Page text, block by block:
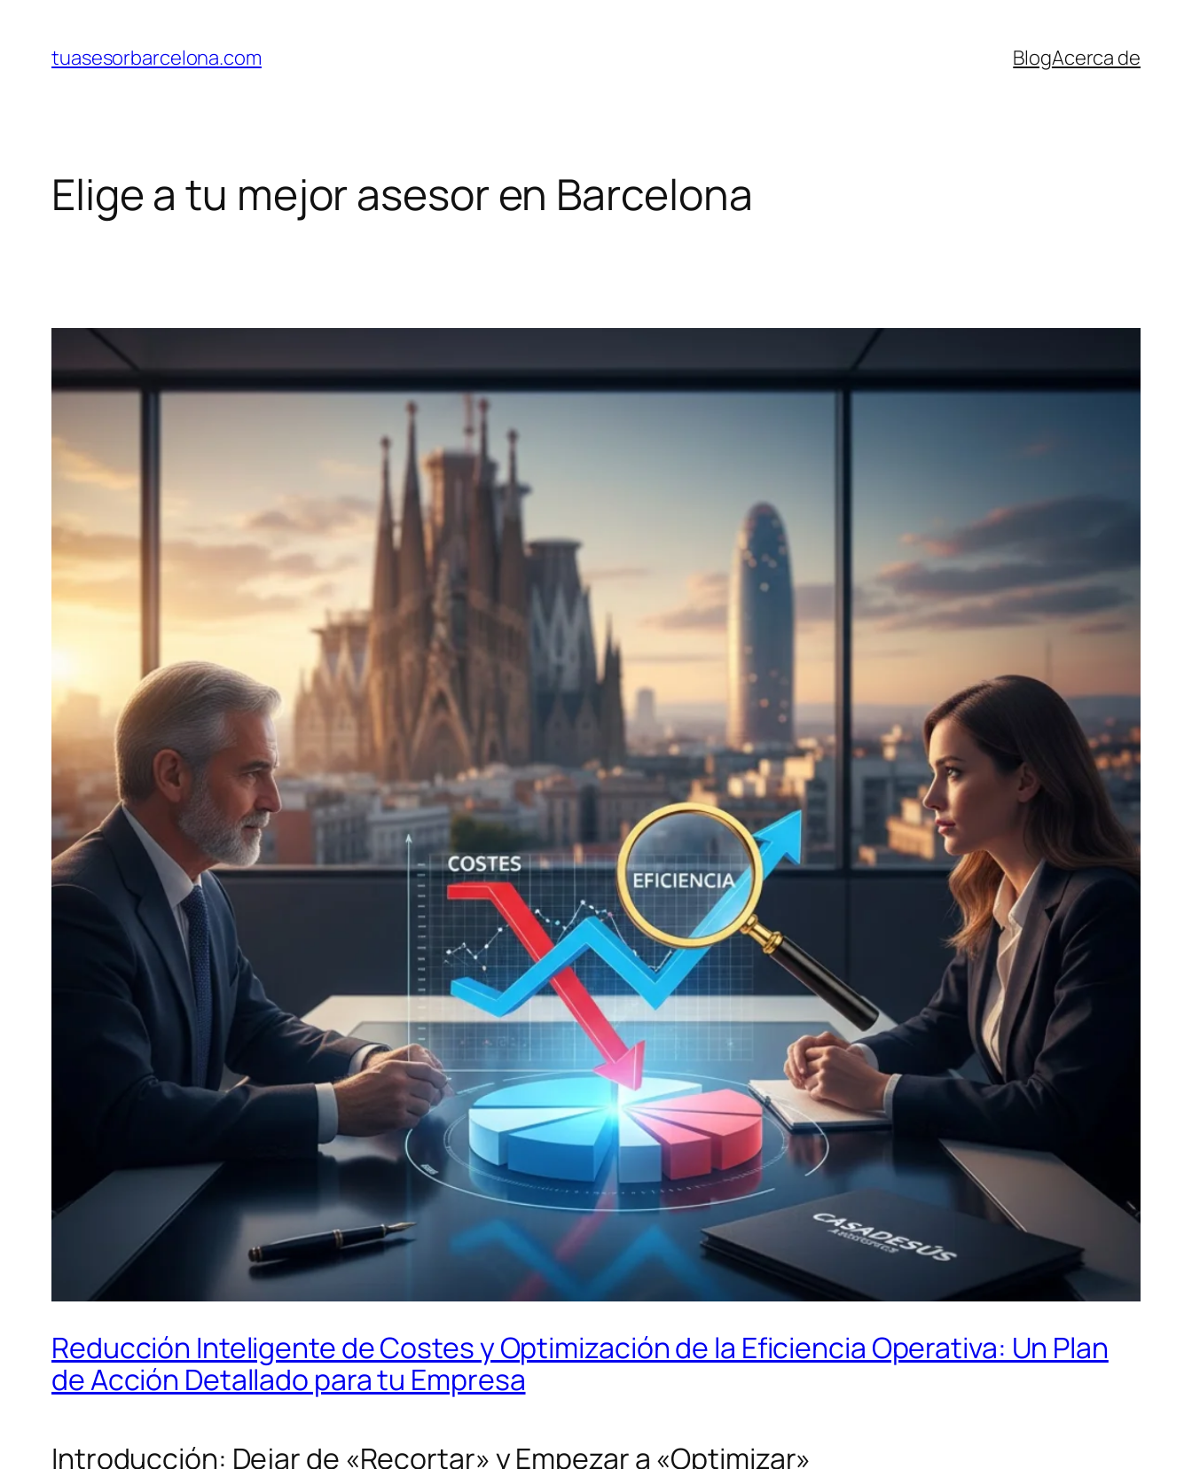
contenido
tuasesorbarcelona.com BlogAcerca de
Elige a tu mejor asesor en Barcelona
Reducción Inteligente de Costes y Optimización de la Eficiencia Operativa: Un Plan
de Acción Detallado para tu Empresa
Introducción: Dejar de «Recortar» y Empezar a «Optimizar»